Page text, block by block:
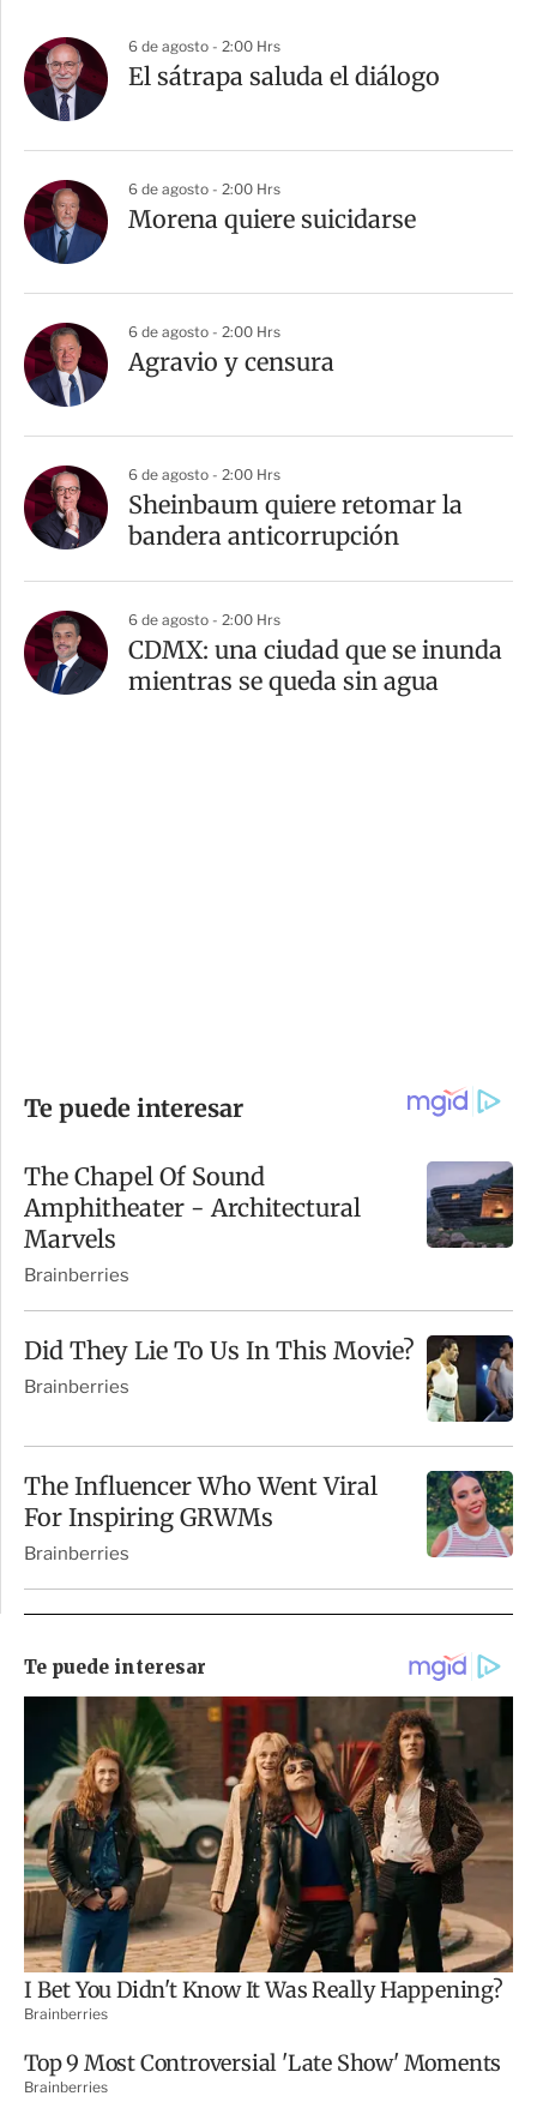
6 de agosto - 2:00 Hrs
El sátrapa saluda el diálogo
6 de agosto - 2:00 Hrs
Morena quiere suicidarse
6 de agosto - 2:00 Hrs
Agravio y censura
6 de agosto - 2:00 Hrs
Sheinbaum quiere retomar la
bandera anticorrupción
6 de agosto - 2:00 Hrs
CDMX: una ciudad que se inunda
mientras se queda sin agua